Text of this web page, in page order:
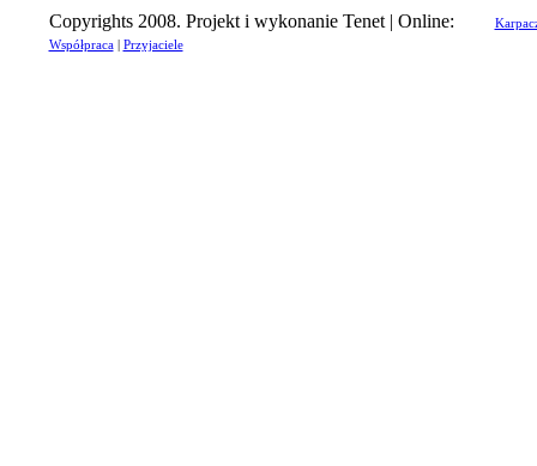
Copyrights 2008. Projekt i wykonanie Tenet | Online:
Współpraca| Przyjaciele